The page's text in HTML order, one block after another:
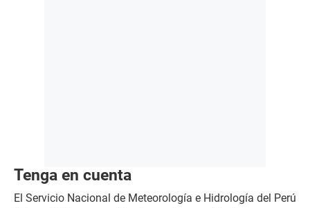
Tenga en cuenta
El Servicio Nacional de Meteorología e Hidrología del Perú